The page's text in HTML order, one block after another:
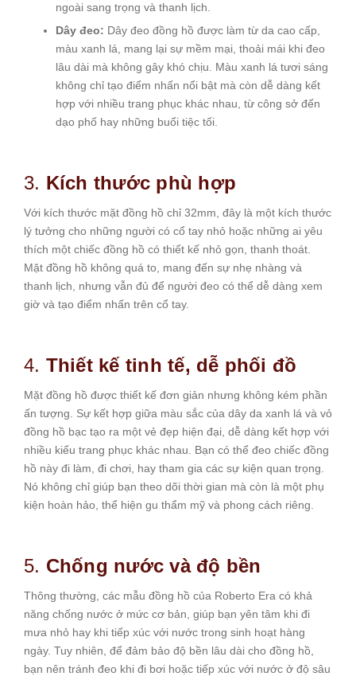
ngoài sang trọng và thanh lịch.
Dây đeo: Dây đeo đồng hồ được làm từ da cao cấp,
màu xanh lá, mang lại sự mềm mại, thoải mái khi đeo
lâu dài mà không gây khó chịu. Màu xanh lá tươi sáng
không chỉ tạo điểm nhấn nổi bật mà còn dễ dàng kết
hợp với nhiều trang phục khác nhau, từ công sở đến
dạo phố hay những buổi tiệc tối.
3. Kích thước phù hợp
Với kích thước mặt đồng hồ chỉ 32mm, đây là một kích thước
lý tưởng cho những người có cổ tay nhỏ hoặc những ai yêu
thích một chiếc đồng hồ có thiết kế nhỏ gọn, thanh thoát.
Mặt đồng hồ không quá to, mang đến sự nhẹ nhàng và
thanh lịch, nhưng vẫn đủ để người đeo có thể dễ dàng xem
giờ và tạo điểm nhấn trên cổ tay.
4. Thiết kế tinh tế, dễ phối đồ
Mặt đồng hồ được thiết kế đơn giản nhưng không kém phần
ấn tượng. Sự kết hợp giữa màu sắc của dây da xanh lá và vỏ
đồng hồ bạc tạo ra một vẻ đẹp hiện đại, dễ dàng kết hợp với
nhiều kiểu trang phục khác nhau. Bạn có thể đeo chiếc đồng
hồ này đi làm, đi chơi, hay tham gia các sự kiện quan trọng.
Nó không chỉ giúp bạn theo dõi thời gian mà còn là một phụ
kiện hoàn hảo, thể hiện gu thẩm mỹ và phong cách riêng.
5. Chống nước và độ bền
Thông thường, các mẫu đồng hồ của Roberto Era có khả
năng chống nước ở mức cơ bản, giúp bạn yên tâm khi đi
mưa nhỏ hay khi tiếp xúc với nước trong sinh hoạt hàng
ngày. Tuy nhiên, để đảm bảo độ bền lâu dài cho đồng hồ,
bạn nên tránh đeo khi đi bơi hoặc tiếp xúc với nước ở độ sâu